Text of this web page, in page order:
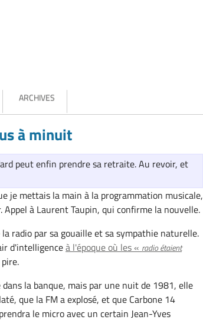
ARCHIVES
à minuit
peut enfin prendre sa retraite. Au revoir, et
je mettais la main à la programmation musicale,
Appel à Laurent Taupin, qui confirme la nouvelle.
radio par sa gouaille et sa sympathie naturelle.
d'intelligenceà l'époque où les « radio étaient
la banque, mais par une nuit de 1981, elle
que la FM a explosé, et que Carbone 14
le micro avec un certain Jean-Yves